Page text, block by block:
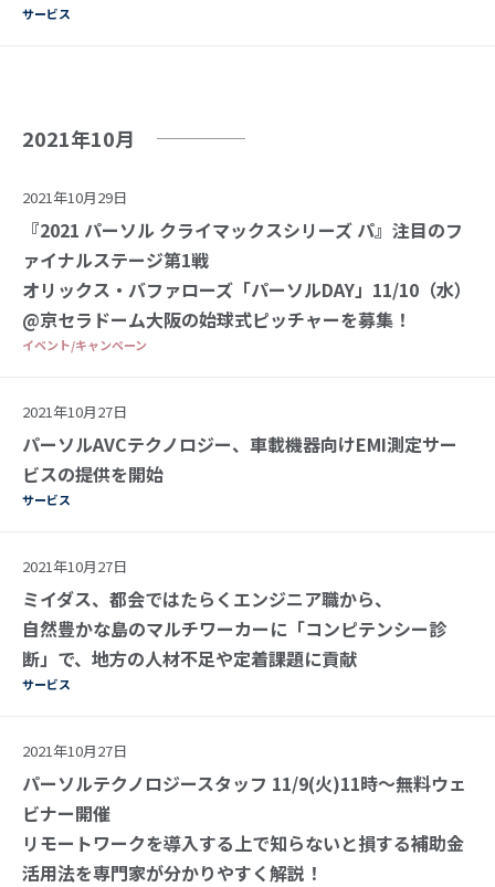
サービス
2021年10月
2021年10月29日
『2021 パーソル クライマックスシリーズ パ』注目のフ
ァイナルステージ第1戦
オリックス・バファローズ「パーソルDAY」11/10（水）
@京セラドーム大阪の始球式ピッチャーを募集！
イベント/キャンペーン
2021年10月27日
パーソルAVCテクノロジー、車載機器向けEMI測定サー
ビスの提供を開始
サービス
2021年10月27日
ミイダス、都会ではたらくエンジニア職から、
自然豊かな島のマルチワーカーに「コンピテンシー診
断」で、地方の人材不足や定着課題に貢献
サービス
2021年10月27日
パーソルテクノロジースタッフ 11/9(火)11時～無料ウェ
ビナー開催
リモートワークを導入する上で知らないと損する補助金
活用法を専門家が分かりやすく解説！